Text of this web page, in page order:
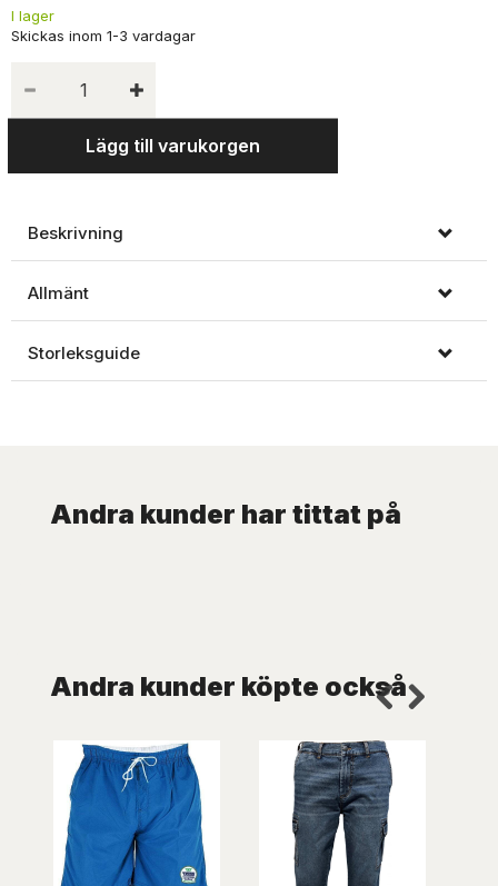
I lager
Lägg till varukorgen
Beskrivning
Allmänt
Storleksguide
Andra kunder har tittat på
Andra kunder köpte också